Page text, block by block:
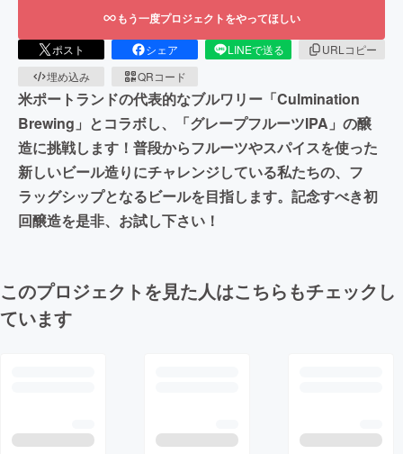
もう一度プロジェクトをやってほしい
ポスト シェア LINEで送る
URLコピー
埋め込み
QRコード
米ポートランドの代表的なブルワリー「Culmination
Brewing」とコラボし、「グレープフルーツIPA」の醸
造に挑戦します！普段からフルーツやスパイスを使った
新しいビール造りにチャレンジしている私たちの、フ
ラッグシップとなるビールを目指します。記念すべき初
回醸造を是非、お試し下さい！
このプロジェクトを見た人はこちらもチェックし
ています